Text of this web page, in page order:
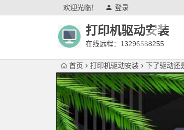
欢迎光临！ 登录
打印机驱动安装
在线远程：13296588255
首页 打印机驱动安装 下了驱动还